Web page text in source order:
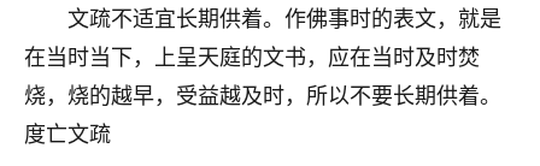
文疏不适宜长期供着。作佛事时的表文，就是
在当时当下，上呈天庭的文书，应在当时及时焚
烧，烧的越早，受益越及时，所以不要长期供着。
度亡文疏
鹿森：可怜天下父母心啊！
3小时前 来自河北 16
付深